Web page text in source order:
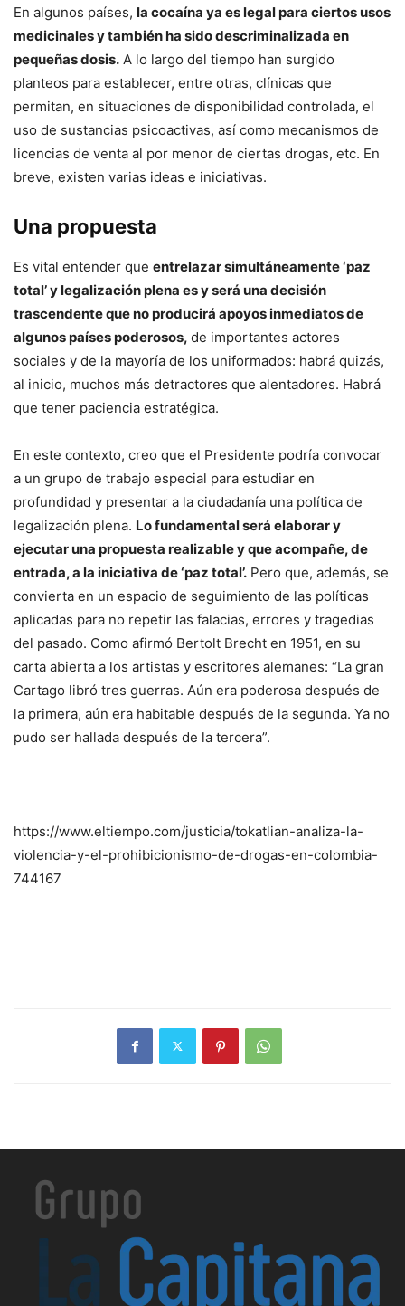
En algunos países, la cocaína ya es legal para ciertos usos
medicinales y también ha sido descriminalizada en
pequeñas dosis. A lo largo del tiempo han surgido
planteos para establecer, entre otras, clínicas que
permitan, en situaciones de disponibilidad controlada, el
uso de sustancias psicoactivas, así como mecanismos de
licencias de venta al por menor de ciertas drogas, etc. En
breve, existen varias ideas e iniciativas.
Una propuesta
Es vital entender que entrelazar simultáneamente ‘paz
total’ y legalización plena es y será una decisión
trascendente que no producirá apoyos inmediatos de
algunos países poderosos, de importantes actores
sociales y de la mayoría de los uniformados: habrá quizás,
al inicio, muchos más detractores que alentadores. Habrá
que tener paciencia estratégica.
En este contexto, creo que el Presidente podría convocar
a un grupo de trabajo especial para estudiar en
profundidad y presentar a la ciudadanía una política de
legalización plena. Lo fundamental será elaborar y
ejecutar una propuesta realizable y que acompañe, de
entrada, a la iniciativa de ‘paz total’. Pero que, además, se
convierta en un espacio de seguimiento de las políticas
aplicadas para no repetir las falacias, errores y tragedias
del pasado. Como afirmó Bertolt Brecht en 1951, en su
carta abierta a los artistas y escritores alemanes: “La gran
Cartago libró tres guerras. Aún era poderosa después de
la primera, aún era habitable después de la segunda. Ya no
pudo ser hallada después de la tercera”.
https://www.eltiempo.com/justicia/tokatlian-analiza-la-
violencia-y-el-prohibicionismo-de-drogas-en-colombia-
744167